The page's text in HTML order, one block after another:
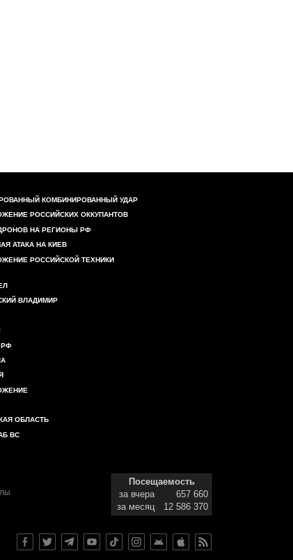
КОМБИНИРОВАННЫЙ УДАР
РОССИЙСКИХ ОККУПАНТОВ
НА РЕГИОНЫ РФ
АТАКА НА КИЕВ
РОССИЙСКОЙ ТЕХНИКИ
ВЛАДИМИР
РФ
ОБЛАСТЬ
ВС
Посещаемость
за вчера
657 660
за месяц
12 586 370